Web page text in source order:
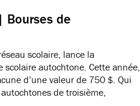
Bourses de
scolaire, lance la
autochtone. Cette année,
d’une valeur de 750 $. Qui
de troisième,